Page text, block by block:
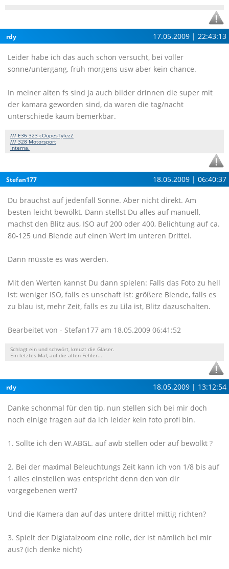
rdy 17.05.2009 | 22:43:13
Leider habe ich das auch schon versucht, bei voller
sonne/untergang, früh morgens usw aber kein chance.
In meiner alten fs sind ja auch bilder drinnen die super mit
der kamara geworden sind, da waren die tag/nacht
unterschiede kaum bemerkbar.
/// E36 323 cOupesTylezZ
/// 328 Motorsport
Interna.
Stefan177 18.05.2009 | 06:40:37
Du brauchst auf jedenfall Sonne. Aber nicht direkt. Am
besten leicht bewölkt. Dann stellst Du alles auf manuell,
machst den Blitz aus, ISO auf 200 oder 400, Belichtung auf ca.
80-125 und Blende auf einen Wert im unteren Drittel.
Dann müsste es was werden.
Mit den Werten kannst Du dann spielen: Falls das Foto zu hell
ist: weniger ISO, falls es unschaft ist: größere Blende, falls es
zu blau ist, mehr Zeit, falls es zu Lila ist, Blitz dazuschalten.
Bearbeitet von - Stefan177 am 18.05.2009 06:41:52
Schlagt ein und schwört, kreuzt die Gläser.
Ein letztes Mal, auf die alten Fehler...
rdy 18.05.2009 | 13:12:54
Danke schonmal für den tip, nun stellen sich bei mir doch
noch einige fragen auf da ich leider kein foto profi bin.
1. Sollte ich den W.ABGL. auf awb stellen oder auf bewölkt ?
2. Bei der maximal Beleuchtungs Zeit kann ich von 1/8 bis auf
1 alles einstellen was entspricht denn den von dir
vorgegebenen wert?
Und die Kamera dan auf das untere drittel mittig richten?
3. Spielt der Digiatalzoom eine rolle, der ist nämlich bei mir
aus? (ich denke nicht)